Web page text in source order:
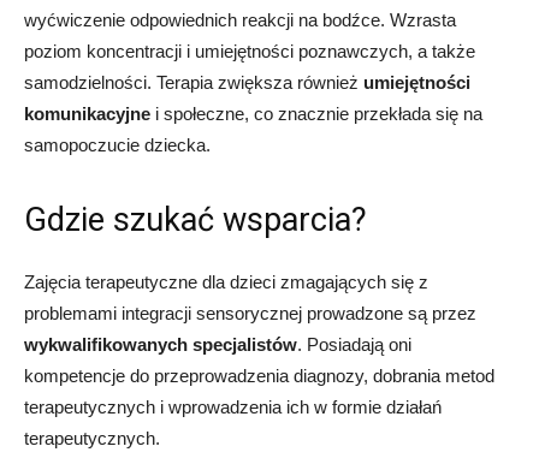
wyćwiczenie odpowiednich reakcji na bodźce. Wzrasta
poziom koncentracji i umiejętności poznawczych, a także
samodzielności. Terapia zwiększa również umiejętności
komunikacyjne i społeczne, co znacznie przekłada się na
samopoczucie dziecka.
Gdzie szukać wsparcia?
Zajęcia terapeutyczne dla dzieci zmagających się z
problemami integracji sensorycznej prowadzone są przez
wykwalifikowanych specjalistów. Posiadają oni
kompetencje do przeprowadzenia diagnozy, dobrania metod
terapeutycznych i wprowadzenia ich w formie działań
terapeutycznych.